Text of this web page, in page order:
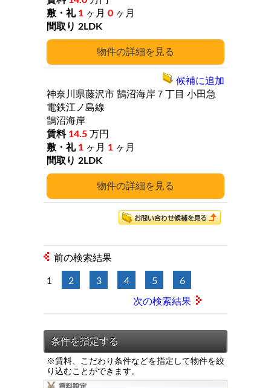
詳細
1 ヶ月 0 ヶ月
2LDK
詳細
神奈川県藤沢市 鵠沼海岸７丁目 小田急
電鉄江ノ島線
鵠沼海岸
14.5 万円
1 ヶ月 1 ヶ月
2LDK
候補に追加
前の検索結果
1 2 3 4 5 6
次の検索結果
※賃料、こだわり条件などを指定して物件を絞
り込むことができます。